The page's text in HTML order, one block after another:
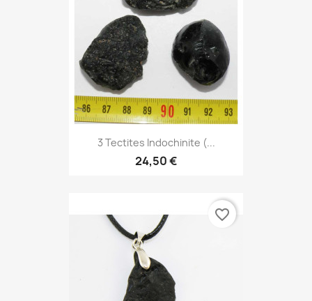
3 Tectites Indochinite (...
24,50 €
favorite_border